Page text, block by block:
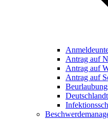
Antrag auf
Antrag auf
Antrag auf